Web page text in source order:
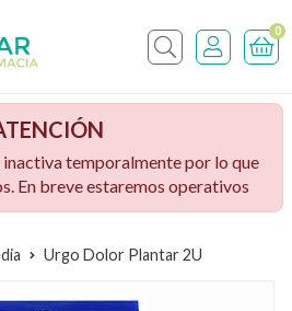
Buscar
0
inactiva temporalmente por lo que
En breve estaremos operativos
Urgo Dolor Plantar 2U